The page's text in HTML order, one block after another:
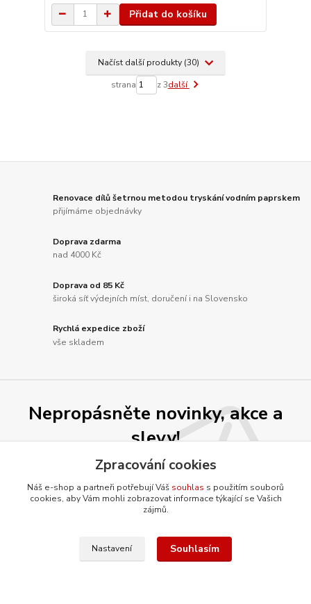
Přidat do košíku
Načíst další produkty (30)
strana z 3další
Renovace dílů šetrnou metodou tryskání vodním paprskem
přijímáme objednávky
Doprava zdarma
nad 4000 Kč
Doprava od 85 Kč
široká síť výdejních míst, doručení i na Slovensko
Rychlá expedice zboží
vše skladem
Nepropásněte novinky, akce a
slevy!
Přihlásit se
zpracováním osobních údajů
Zpracování cookies
Náš e-shop a partneři potřebují Váš souhlas s použitím souborů
cookies, aby Vám mohli zobrazovat informace týkající se Vašich
zájmů.
Nastavení Souhlasím